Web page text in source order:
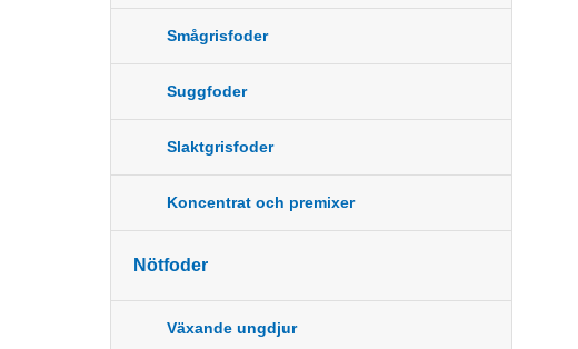
Smågrisfoder
Suggfoder
Slaktgrisfoder
Koncentrat och premixer
Nötfoder
Växande ungdjur